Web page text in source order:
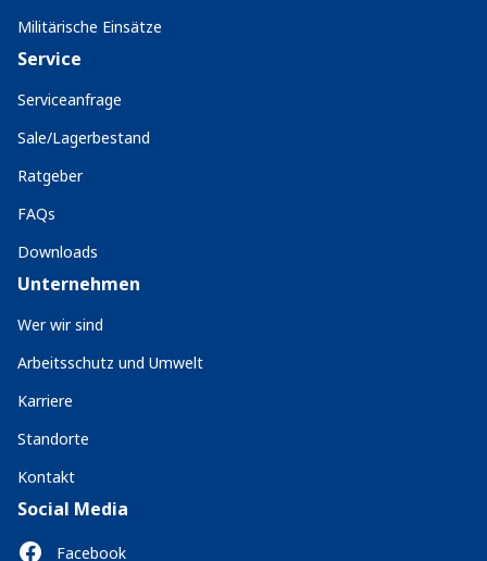
Militärische Einsätze
Service
Serviceanfrage
Sale/Lagerbestand
Ratgeber
FAQs
Downloads
Unternehmen
Wer wir sind
Arbeitsschutz und Umwelt
Karriere
Standorte
Kontakt
Social Media
Facebook